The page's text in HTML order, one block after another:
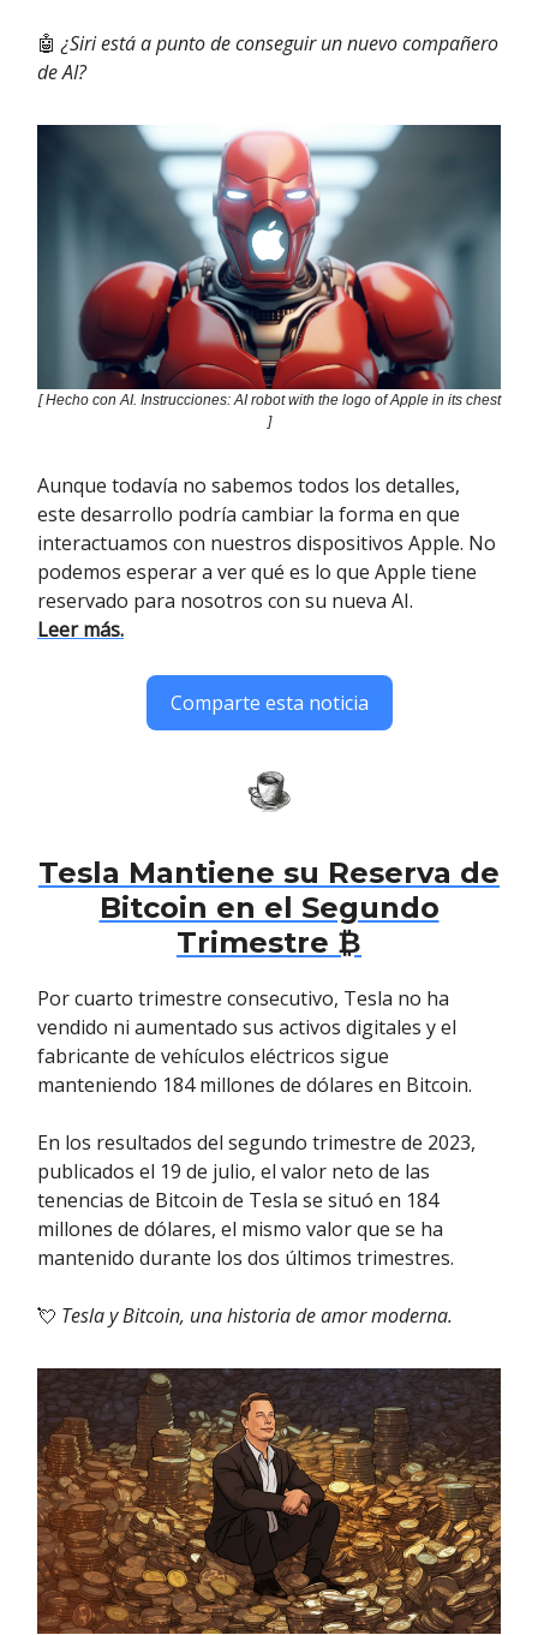
🤖¿Siri está a punto de conseguir un nuevo compañero
de AI?
[ Hecho con AI. Instrucciones: AI robot with the logo of Apple in its chest
]
Aunque todavía no sabemos todos los detalles,
este desarrollo podría cambiar la forma en que
interactuamos con nuestros dispositivos Apple. No
podemos esperar a ver qué es lo que Apple tiene
reservado para nosotros con su nueva AI.
Leer más.
Comparte esta noticia
Tesla Mantiene su Reserva de
Bitcoin en el Segundo
Trimestre ₿
Por cuarto trimestre consecutivo, Tesla no ha
vendido ni aumentado sus activos digitales y el
fabricante de vehículos eléctricos sigue
manteniendo 184 millones de dólares en Bitcoin.
En los resultados del segundo trimestre de 2023,
publicados el 19 de julio, el valor neto de las
tenencias de Bitcoin de Tesla se situó en 184
millones de dólares, el mismo valor que se ha
mantenido durante los dos últimos trimestres.
💘 Tesla y Bitcoin, una historia de amor moderna.